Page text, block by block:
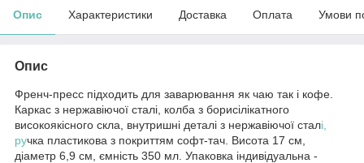
Опис Характеристики Доставка Оплата Умови
Опис
Френч-пресс підходить для заварювання як чаю так і кофе.
Каркас з нержавіючої сталі, колба з борисілікатного
високоякісного скла, внутришні деталі з нержавіючої сталі,
ручка пластикова з покриттям софт-тач. Висота 17 см,
діаметр 6,9 см, ємність 350 мл. Упаковка індивідуальна -